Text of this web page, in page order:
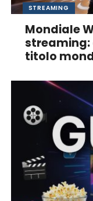
STREAMING
Mondiale
streaming:
titolo